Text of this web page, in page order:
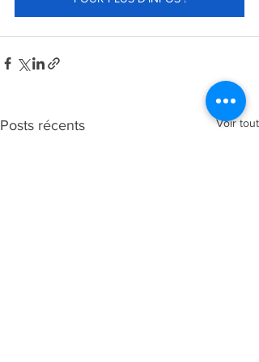
Posts récents Voir tout